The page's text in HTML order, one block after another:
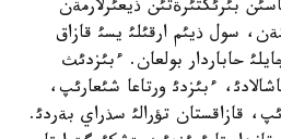
بئرئكتئرةتئن ذيعئرلارمةن
سول ذيئم ارقئلئ يسئ قازاق
حاباردار بولعان. ءبئزدئث
ءبئزدئ ورتاعا شئعارئپ،
قازاقستان تؤرالئ سذراي بةردئ.